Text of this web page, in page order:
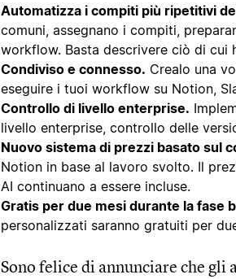
Automatizza i compiti più ripetitivi
comuni, assegnano i compiti,
workflow. Basta descrivere ciò di cui
Condiviso e connesso. Crealo una
eseguire i tuoi workflow su Notion,
Controllo di livello enterprise.
livello enterprise, controllo delle
Nuovo sistema di prezzi basato sul
Notion in base al lavoro svolto. Il
AI continuano a essere incluse.
Gratis per due mesi durante la fase
personalizzati saranno gratuiti per
Sono felice di annunciare che